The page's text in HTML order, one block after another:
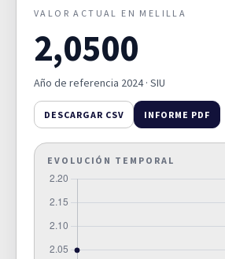
D03A
Superficie municipal
destinada a
SUPERIFICIE DE EXPLOTACIONES
AGRARIAS Y FORESTALES
D03B
explotaciones agrarias y
forestales respecto al
SUPERIFICIE DE
VALOR ACTUAL EN MELILLA
2,0500
Año de referencia 2024 · SIU
DESCARGAR CSV INFORME PDF
EVOLUCIÓN TEMPORAL